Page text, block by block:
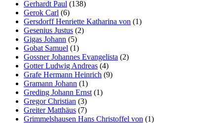
Gerhardt Paul (138)
Gerok Carl (6)
Gersdorff Henriette Katharina von (1)
Gesenius Justus (2)
Gigas Johann (5)
Gobat Samuel (1)
Gossner Johannes Evangelista (2)
Gotter Ludwig Andreas (4)
Grafe Hermann Heinrich (9)
Gramann Johann (1)
Greding Johann Ernst (1)
Gregor Christian (3)
Greiter Matthäus (7)
Grimmelshausen Hans Christoffel von (1)